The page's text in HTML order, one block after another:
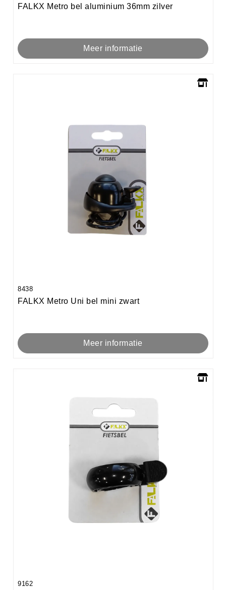
FALKX Metro bel aluminium 36mm zilver
Meer informatie
8438
FALKX Metro Uni bel mini zwart
Meer informatie
9162